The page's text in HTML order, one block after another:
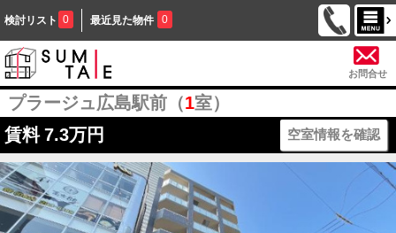
検討リスト 0 最近見た物件 0
お問合せ
プラージュ広島駅前（1室）
賃料 7.3万円 空室情報を確認